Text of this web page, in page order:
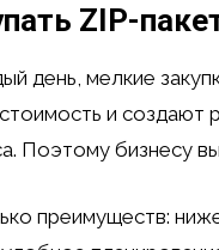
ZIP-
день, мелкие
и создают
Поэтому бизнесу
преимуществ: